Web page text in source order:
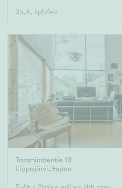
3h, k, kph/wc
Tammimäentie 13
Lippajärvi, Espoo